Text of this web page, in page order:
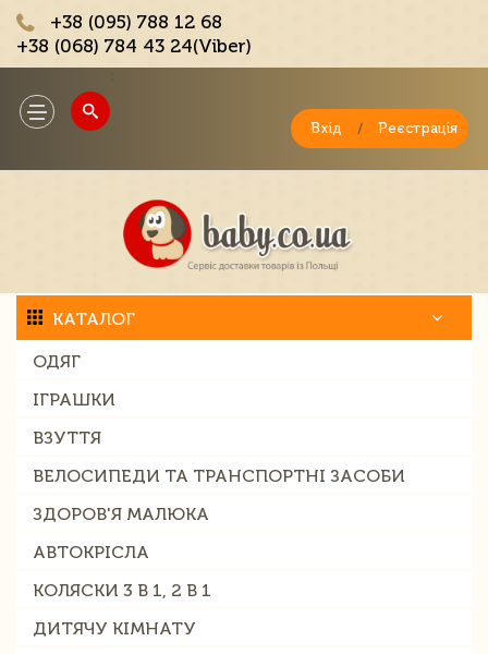
+38 (095) 788 12 68
+38 (068) 784 43 24(Viber)
Toggle
navigation
Вхід / Реєстрація
КАТАЛОГ
ОДЯГ
ІГРАШКИ
ВЗУТТЯ
ВЕЛОСИПЕДИ ТА ТРАНСПОРТНІ ЗАСОБИ
ЗДОРОВ'Я МАЛЮКА
АВТОКРІСЛА
КОЛЯСКИ 3 В 1, 2 В 1
ДИТЯЧУ КІМНАТУ